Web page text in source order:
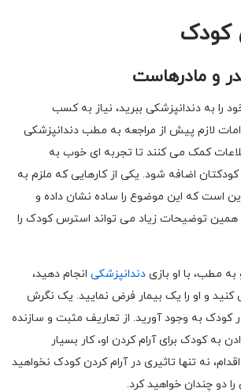
کودک
و مادرهاست
را به دندانپزشکی ببرید، نیاز به کسب
لازم پیش از مراجعه به مطب دندانپزشکی
کمک می کنند تا تجربه ای خوب به
اضافه شود. یکی از کارهایی که ملزم به
است که این موضوع را ساده نشان داده و
توضیحات زیاد می تواند استرس کودک را
به مطب، با او بازی دندانپزشکی انجام دهید،
کنید و او را یک بیمار فرض نمایید. یک نگرش
کودک به وجود آورید. از تعاریف مثبت و سازنده
به کودک برای آرام کردن او، کار بسیار
نه تنها تاثیری در آرام کردن کودک نخواهید
دو چندان خواهید کرد.